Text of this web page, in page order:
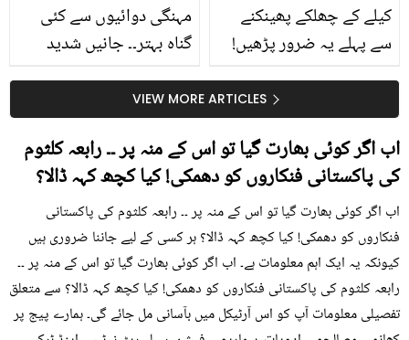
مہنگی دوائیوں سے کئی
گناہ بہتر۔۔ جانیں شدید
گرمی کے موسم میں آڑو
کیوں کھانا چاہیے؟
کیلے کے چھلکے پھینکنے
سے پہلے یہ ضرور پڑھیں!
جلد کے 3 بڑے مسائل کا
سستا اور قدرتی حلVIEW MORE ARTICLES
اب اگر کوئی بھارت گیا تو اس کے منہ پر ۔۔ رابعہ کلثوم
کی پاکستانی فنکاروں کو دھمکی! کیا کچھ کہہ ڈالا؟
اب اگر کوئی بھارت گیا تو اس کے منہ پر ۔۔ رابعہ کلثوم کی پاکستانی
فنکاروں کو دھمکی! کیا کچھ کہہ ڈالا؟ ہر کسی کے لیے جاننا ضروری ہیں
کیونکہ یہ ایک اہم معلومات ہے۔ اب اگر کوئی بھارت گیا تو اس کے منہ پر ۔۔
رابعہ کلثوم کی پاکستانی فنکاروں کو دھمکی! کیا کچھ کہہ ڈالا؟ سے متعلق
تفصیلی معلومات آپ کو اس آرٹیکل میں بآسانی مل جائے گی۔ ہمارے پیج پر